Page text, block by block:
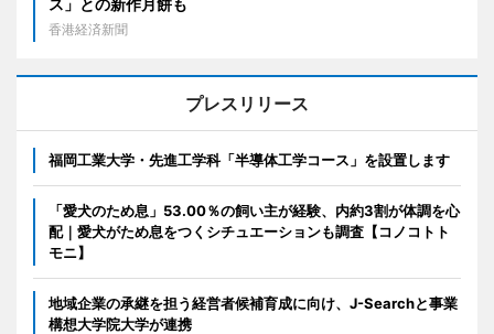
ス」との新作月餅も
香港経済新聞
プレスリリース
福岡工業大学・先進工学科「半導体工学コース」を設置します
「愛犬のため息」53.00％の飼い主が経験、内約3割が体調を心
配｜愛犬がため息をつくシチュエーションも調査【コノコトト
モニ】
地域企業の承継を担う経営者候補育成に向け、J-Searchと事業
構想大学院大学が連携